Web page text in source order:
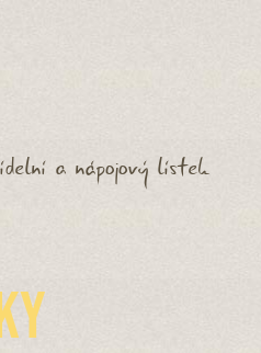
a nápojový lístek